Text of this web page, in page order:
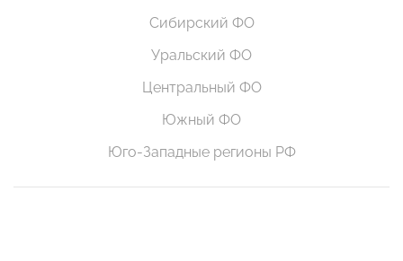
Сибирский ФО
Уральский ФО
Центральный ФО
Южный ФО
Юго-Западные регионы РФ